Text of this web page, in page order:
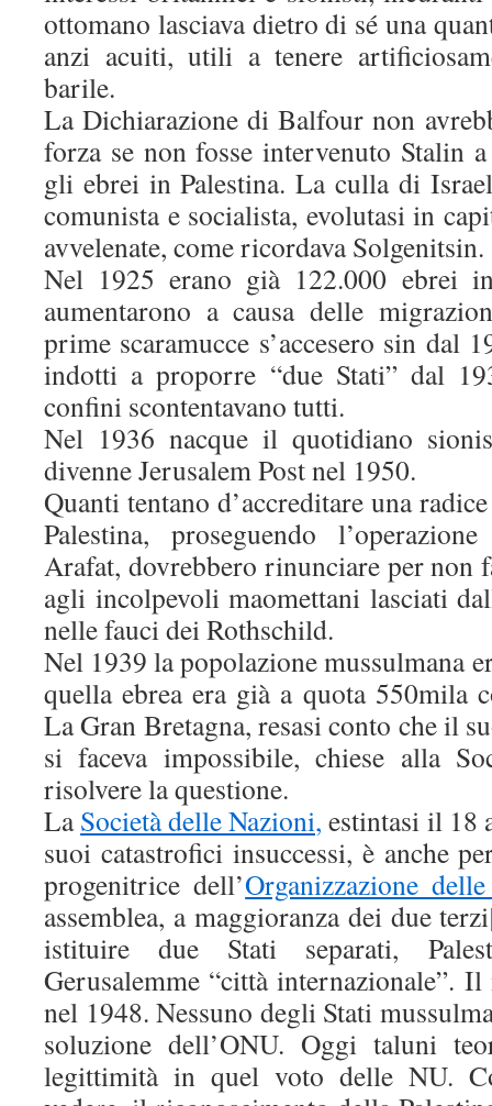
ottomano lasciava dietro di sé una
anzi acuiti, utili a tenere
barile.
La Dichiarazione di Balfour non
forza se non fosse intervenuto Stalin
gli ebrei in Palestina. La culla di
comunista e socialista, evolutasi in
avvelenate, come ricordava Solgenitsin.
Nel 1925 erano già 122.000 ebrei
aumentarono a causa delle
prime scaramucce s’accesero sin dal
indotti a proporre “due Stati” dal
confini scontentavano tutti.
Nel 1936 nacque il quotidiano
divenne Jerusalem Post nel 1950.
Quanti tentano d’accreditare una
Palestina, proseguendo
Arafat, dovrebbero rinunciare per non
agli incolpevoli maomettani lasciati
nelle fauci dei Rothschild.
Nel 1939 la popolazione mussulmana
quella ebrea era già a quota 550mila
La Gran Bretagna, resasi conto che il
si faceva impossibile, chiese alla
risolvere la questione.
LaSocietà delle Nazioni, estintasi il 18
suoi catastrofici insuccessi, è anche
progenitrice dell’Organizzazione
assemblea, a maggioranza dei due terzi
istituire due Stati separati,
Gerusalemme “città internazionale”.
nel 1948. Nessuno degli Stati
soluzione dell’ONU. Oggi taluni
legittimità in quel voto delle NU.